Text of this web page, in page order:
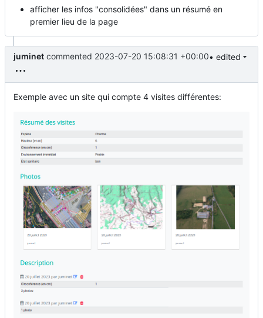
afficher les infos "consolidées" dans un résumé en
premier lieu de la page
juminet commented 2023-07-20 15:08:31 +00:00• edited
Exemple avec un site qui compte 4 visites différentes: